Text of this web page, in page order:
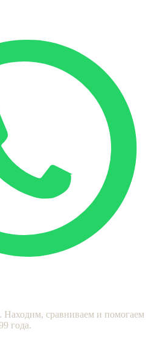
сравниваем и помогаем
года.